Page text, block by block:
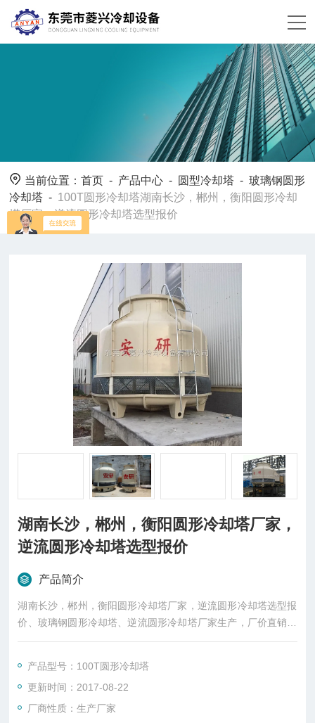
当前位置：首页 - 产品中心 - 圆型冷却塔 -玻璃钢圆形
冷却塔 - 100T圆形冷却塔湖南长沙，郴州，衡阳圆形冷却
塔厂家，逆流圆形冷却塔选型报价
湖南长沙，郴州，衡阳圆形冷却塔厂家，
逆流圆形冷却塔选型报价
产品简介
湖南长沙，郴州，衡阳圆形冷却塔厂家，逆流圆形冷却塔选型报
价、玻璃钢圆形冷却塔、逆流圆形冷却塔厂家生产，厂价直销，
可提供上门安装。选型报价。
产品型号：100T圆形冷却塔
更新时间：2017-08-22
厂商性质：生产厂家